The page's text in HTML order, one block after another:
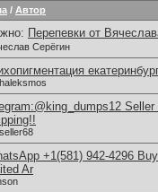
/ Автор
Перепевки от
Серёгин
+1(581) 942-4296
Ar